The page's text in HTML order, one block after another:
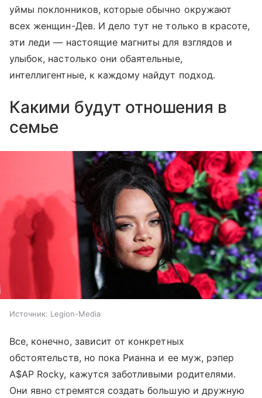
уймы поклонников, которые обычно окружают
всех женщин-Дев. И дело тут не только в красоте,
эти леди — настоящие магниты для взглядов и
улыбок, настолько они обаятельные,
интеллигентные, к каждому найдут подход.
Какими будут отношения в
семье
Источник: Legion-Media
Все, конечно, зависит от конкретных
обстоятельств, но пока Рианна и ее муж, рэпер
A$AP Rocky, кажутся заботливыми родителями.
Они явно стремятся создать большую и дружную